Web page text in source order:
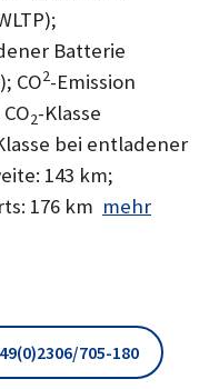
Batterie
CO2-Emission
2-Klasse
bei entladener
143 km;
176 km mehr
705-180